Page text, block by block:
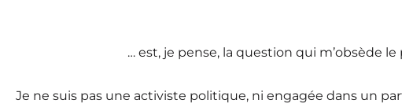
… est, je pense, la question qui m’obsède
Je ne suis pas une activiste politique, ni engagée dans un